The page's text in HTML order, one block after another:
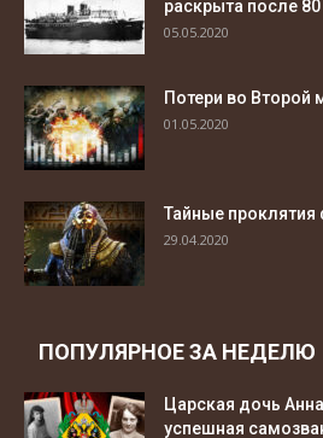
раскрыта после 80
05.05.2020
Потери во Второй
01.05.2020
Тайные проклятия
29.04.2020
ПОПУЛЯРНОЕ ЗА НЕДЕЛЮ
Царская дочь
успешная